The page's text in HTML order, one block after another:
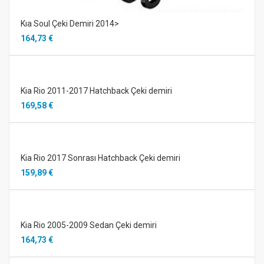
Kıa Soul Çeki Demiri 2014>
164,73 €
Kia Rio 2011-2017 Hatchback Çeki demiri
169,58 €
Kia Rio 2017 Sonrası Hatchback Çeki demiri
159,89 €
Kia Rio 2005-2009 Sedan Çeki demiri
164,73 €